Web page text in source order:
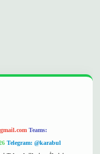
Teams:
Telegram: @karabul